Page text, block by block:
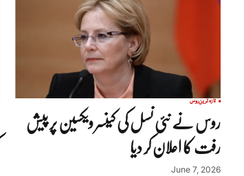
تازہ ترینروس
روس نے نئی نسل کی کینسر ویکسین پر پیش
رفت کا اعلان کر دیا
June 7, 2026